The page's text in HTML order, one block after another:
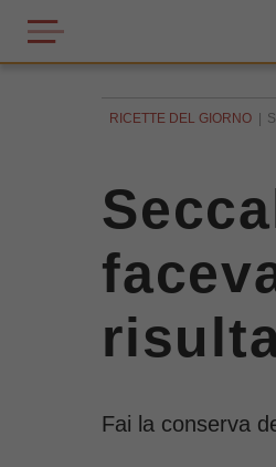
RICETTE DEL GIORNO
Fai la conserva